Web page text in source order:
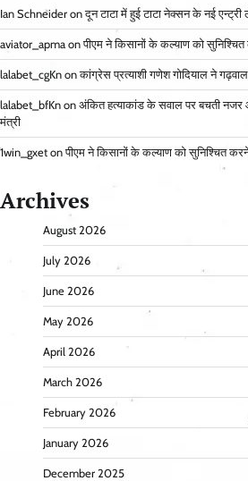
Ian Schneider onदून टाटा में हुई टाटा नेक्सन के नई
aviator_apma onपीएम ने किसानों के कल्याण को
lalabet_cgKn onकांग्रेस प्रत्याशी गणेश गोदियाल ने
lalabet_bfKn on अंकित हत्याकांड के सवाल पर बचती नजर
मंत्री
1win_gxet onपीएम ने किसानों के कल्याण को सुनिश्चित
Archives
August 2026
July 2026
June 2026
May 2026
April 2026
March 2026
February 2026
January 2026
December 2025